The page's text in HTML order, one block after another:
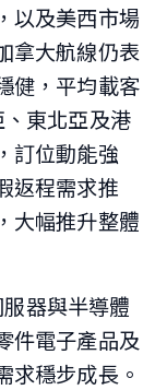
以及美西市場
拿大航線仍表
健，平均載客
東北亞及港
訂位動能強
返程需求推
大幅推升整體
器與半導體
件電子產品及
求穩步成長。